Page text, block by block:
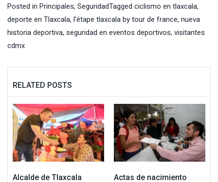
Posted in Principales, SeguridadTagged ciclismo en tlaxcala,
deporte en Tlaxcala, l’étape tlaxcala by tour de france, nueva
historia deportiva, seguridad en eventos deportivos, visitantes
cdmx
RELATED POSTS
Alcalde de Tlaxcala
Actas de nacimiento